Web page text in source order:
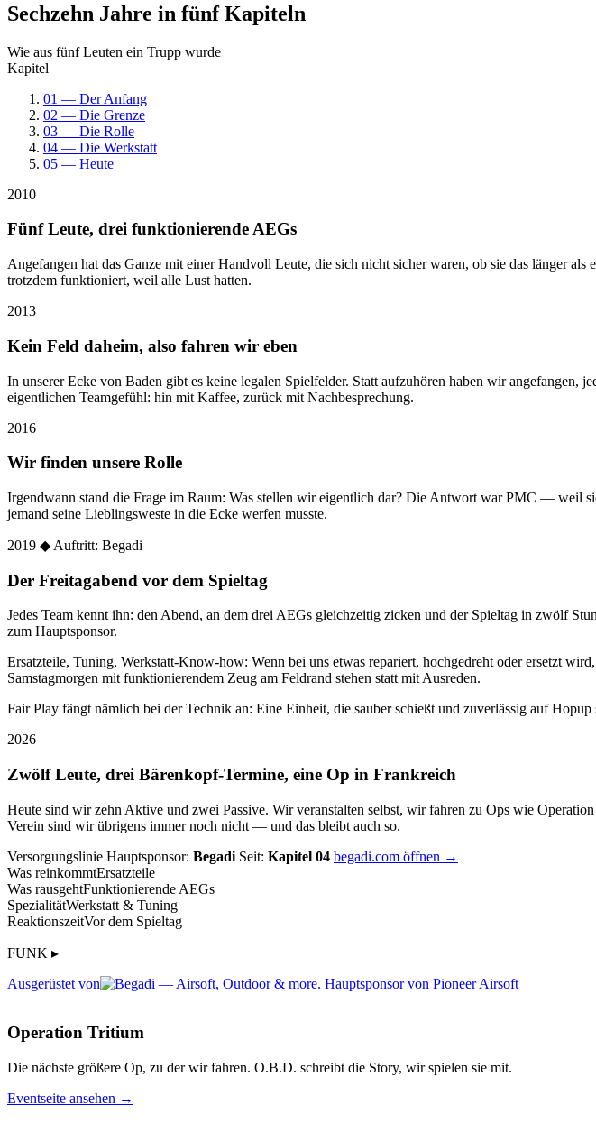
Sechzehn Jahre in fünf Kapiteln
Wie aus fünf Leuten ein Trupp wurde
Kapitel
01 — Der Anfang
02 — Die Grenze
03 — Die Rolle
04 — Die Werkstatt
05 — Heute
2010
Fünf Leute, drei funktionierende AEGs
Angefangen hat das Ganze mit einer Handvoll Leute, die sich nicht sicher waren, ob sie das länger
trotzdem funktioniert, weil alle Lust hatten.
2013
Kein Feld daheim, also fahren wir eben
In unserer Ecke von Baden gibt es keine legalen Spielfelder. Statt aufzuhören haben wir
eigentlichen Teamgefühl: hin mit Kaffee, zurück mit Nachbesprechung.
2016
Wir finden unsere Rolle
Irgendwann stand die Frage im Raum: Was stellen wir eigentlich dar? Die Antwort war PMC — weil
jemand seine Lieblingsweste in die Ecke werfen musste.
2019 ◆ Auftritt: Begadi
Der Freitagabend vor dem Spieltag
Jedes Team kennt ihn: den Abend, an dem drei AEGs gleichzeitig zicken und der Spieltag in zwölf
zum Hauptsponsor.
Ersatzteile, Tuning, Werkstatt-Know-how: Wenn bei uns etwas repariert, hochgedreht oder ersetzt
Samstagmorgen mit funktionierendem Zeug am Feldrand stehen statt mit Ausreden.
Fair Play fängt nämlich bei der Technik an: Eine Einheit, die sauber schießt und zuverlässig auf
2026
Zwölf Leute, drei Bärenkopf-Termine, eine Op in Frankreich
Heute sind wir zehn Aktive und zwei Passive. Wir veranstalten selbst, wir fahren zu Ops wie
Verein sind wir übrigens immer noch nicht — und das bleibt auch so.
Versorgungslinie Hauptsponsor: Begadi Seit: Kapitel 04 begadi.com öffnen →
Was reinkommtErsatzteile
Was rausgehtFunktionierende AEGs
SpezialitätWerkstatt & Tuning
ReaktionszeitVor dem Spieltag
FUNK ▸
Ausgerüstet von
Operation Tritium
Die nächste größere Op, zu der wir fahren. O.B.D. schreibt die Story, wir spielen sie mit.
Eventseite ansehen →